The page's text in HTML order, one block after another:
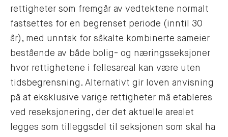
rettigheter som fremgår av vedtektene normalt
fastsettes for en begrenset periode (inntil 30
år), med unntak for såkalte kombinerte sameier
bestående av både bolig- og næringsseksjoner
hvor rettighetene i fellesareal kan være uten
tidsbegrensning. Alternativt gir loven anvisning
på at eksklusive varige rettigheter må etableres
ved reseksjonering, der det aktuelle arealet
legges som tilleggsdel til seksjonen som skal ha